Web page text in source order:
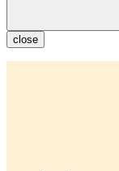
close